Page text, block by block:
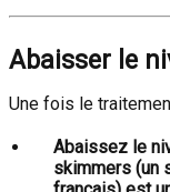
Abaisser le
Une fois le
Abaissez le
skimmers (un